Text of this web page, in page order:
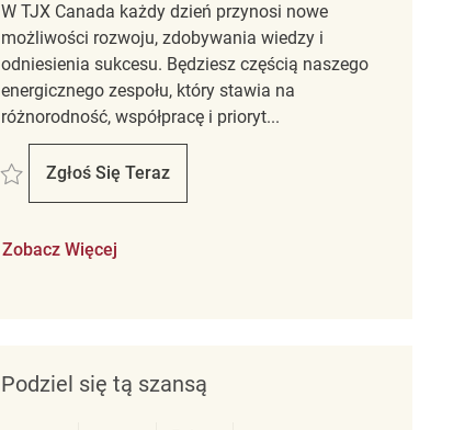
W TJX Canada każdy dzień przynosi nowe
możliwości rozwoju, zdobywania wiedzy i
odniesienia sukcesu. Będziesz częścią naszego
energicznego zespołu, który stawia na
różnorodność, współpracę i prioryt...
Zapisać Retail Store Associate Part Time Winners – Walker square
Zgłoś Się Teraz
Retail Store Associate Part Time Winners –
Zobacz Więcej
Podziel się tą szansą